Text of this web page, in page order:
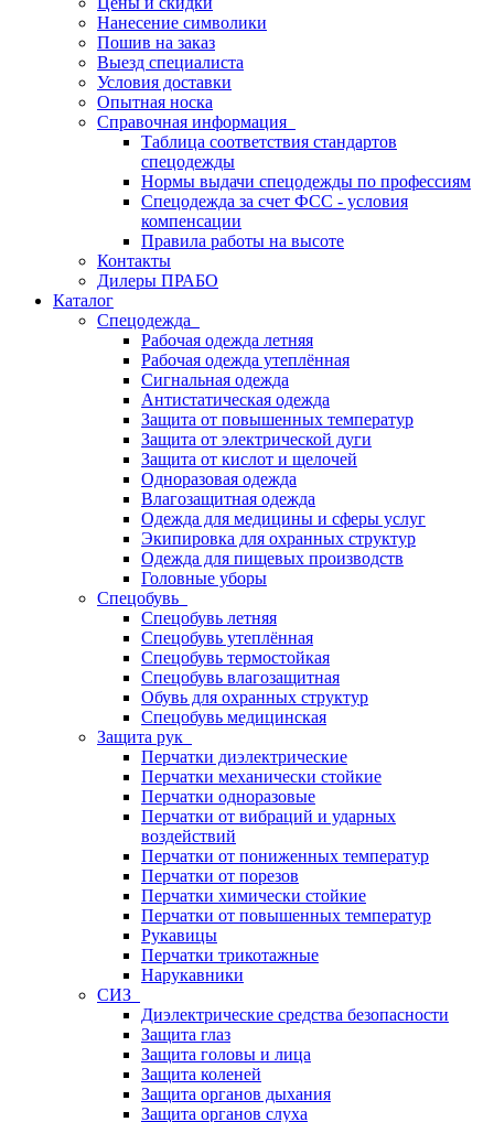
Нанесение символики
Пошив на заказ
Выезд специалиста
Условия доставки
Опытная носка
Справочная информация
Таблица соответствия стандартов
спецодежды
Нормы выдачи спецодежды по профессиям
Спецодежда за счет ФСС - условия
компенсации
Правила работы на высоте
Контакты
Дилеры ПРАБО
Каталог
Спецодежда
Рабочая одежда летняя
Рабочая одежда утеплённая
Сигнальная одежда
Антистатическая одежда
Защита от повышенных температур
Защита от электрической дуги
Защита от кислот и щелочей
Одноразовая одежда
Влагозащитная одежда
Одежда для медицины и сферы услуг
Экипировка для охранных структур
Одежда для пищевых производств
Головные уборы
Спецобувь
Спецобувь летняя
Спецобувь утеплённая
Спецобувь термостойкая
Спецобувь влагозащитная
Обувь для охранных структур
Спецобувь медицинская
Защита рук
Перчатки диэлектрические
Перчатки механически стойкие
Перчатки одноразовые
Перчатки от вибраций и ударных
воздействий
Перчатки от пониженных температур
Перчатки от порезов
Перчатки химически стойкие
Перчатки от повышенных температур
Рукавицы
Перчатки трикотажные
Нарукавники
СИЗ
Диэлектрические средства безопасности
Защита глаз
Защита головы и лица
Защита коленей
Защита органов дыхания
Защита органов слуха